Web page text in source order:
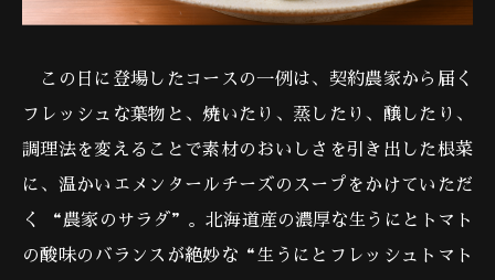
この日に登場したコースの一例は、契約農家から届く
フレッシュな葉物と、焼いたり、蒸したり、醸したり、
調理法を変えることで素材のおいしさを引き出した根菜
に、温かいエメンタールチーズのスープをかけていただ
く “農家のサラダ”。北海道産の濃厚な生うにとトマト
の酸味のバランスが絶妙な“生うにとフレッシュトマト